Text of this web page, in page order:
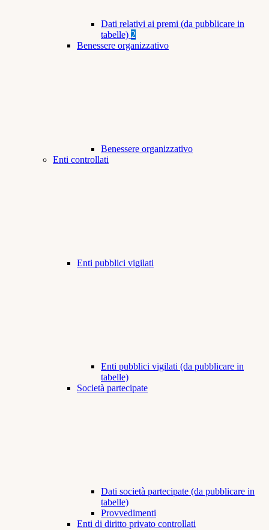
Dati relativi ai premi (da pubblicare in
tabelle) 2
Benessere organizzativo
Benessere organizzativo
Enti controllati
Enti pubblici vigilati
Enti pubblici vigilati (da pubblicare in
tabelle)
Società partecipate
Dati società partecipate (da pubblicare in
tabelle)
Provvedimenti
Enti di diritto privato controllati